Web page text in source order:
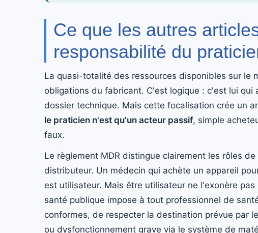
Ce que les autres
responsabilité du
La quasi-totalité des ressources disponibles sur le
obligations du fabricant. C'est logique : c'est lui qui
dossier technique. Mais cette focalisation crée un
le praticien n'est qu'un acteur passif, simple
faux.
Le règlement MDR distingue clairement les rôles
distributeur. Un médecin qui achète un appareil
est utilisateur. Mais être utilisateur ne l'exonère
santé publique impose à tout professionnel de
conformes, de respecter la destination prévue par
ou dysfonctionnement grave via le système de